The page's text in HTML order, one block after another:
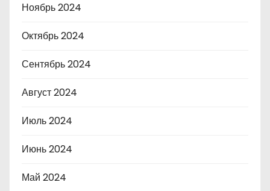
Ноябрь 2024
Октябрь 2024
Сентябрь 2024
Август 2024
Июль 2024
Июнь 2024
Май 2024